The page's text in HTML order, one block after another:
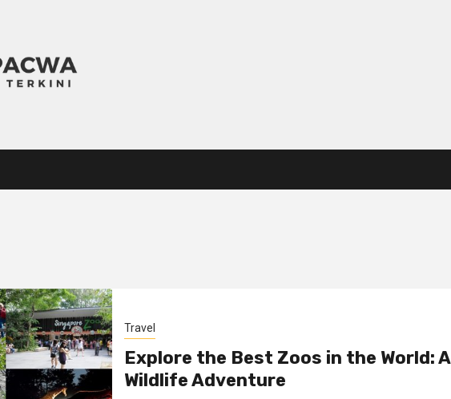
Travel
Explore the Best Zoos in the World: A
Wildlife Adventure